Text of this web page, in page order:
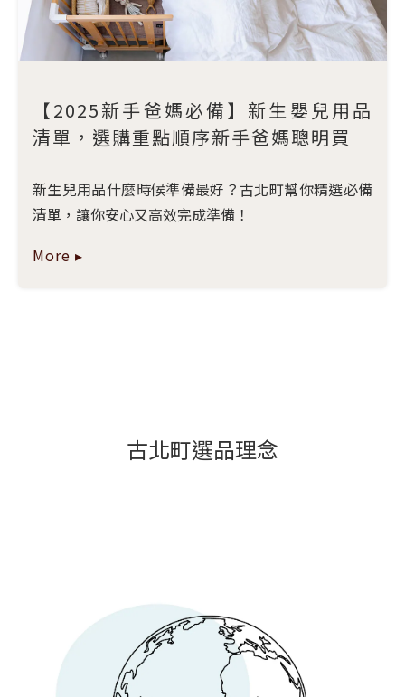
【2025新手爸媽必備】新生嬰兒用品
清單，選購重點順序新手爸媽聰明買
新生兒用品什麼時候準備最好？古北町幫你精選必備
清單，讓你安心又高效完成準備！
More ▸
古北町選品理念